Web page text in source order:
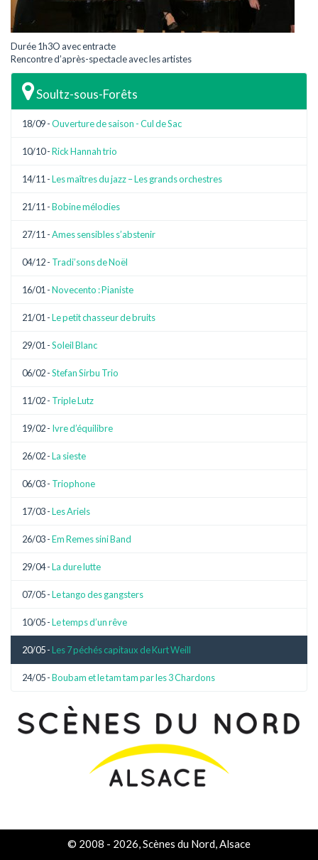
Durée 1h3O avec entracte
Rencontre d’après-spectacle avec les artistes
Soultz-sous-Forêts
18/09 -Ouverture de saison - Cul de Sac
10/10 -Rick Hannah trio
14/11 -Les maîtres du jazz – Les grands orchestres
21/11 -Bobine mélodies
27/11 -Ames sensibles s’abstenir
04/12 - Tradi’sons de Noël
16/01 -Novecento : Pianiste
21/01 -Le petit chasseur de bruits
29/01 -Soleil Blanc
06/02 -Stefan Sirbu Trio
11/02 - Triple Lutz
19/02 - Ivre d’équilibre
26/02 -La sieste
06/03 - Triophone
17/03 -Les Ariels
26/03 -Em Remes sini Band
29/04 -La dure lutte
07/05 -Le tango des gangsters
10/05 -Le temps d’un rêve
20/05 - Les 7 péchés capitaux de Kurt Weill
24/05 -Boubam et le tam tam par les 3 Chardons
© 2008 - 2026, Scènes du Nord, Alsace